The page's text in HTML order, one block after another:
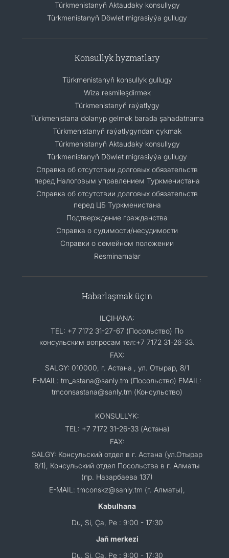
Türkmenistanyň Aktaudaky konsullygy
Türkmenistanyň Döwlet migrasiyýa gullugy
Konsullyk hyzmatlary
Türkmenistanyň konsullyk gullugy
Wiza resmileşdirmek
Türkmenistanyň raýatlygy
Türkmenistana dolanyp gelmek barada şahadatnama
Türkmenistanyň raýatlygyndan çykmak
Türkmenistanyň Aktaudaky konsullygy
Türkmenistanyň Döwlet migrasiyýa gullugy
Справка об отсутствии долговых обязательств
перед Налоговым управлением Туркменистана
Справка об отсутствии долговых обязательств
перед ЦБ Туркменистана
Подтверждение гражданства
Справка о судимости/несудимости
Cправки о семейном положении
Resminamalar
Habarlaşmak üçin
ILÇIHANA:
TEL: +7 7172 31-27-67 (Посольство) По
консульским вопросам тел:+7 7172 31-26-33.
FAX:
SALGY: 010000, г. Астана , ул. Отырар, 8/1
E-MAIL: tm_astana@sanly.tm (Посольство) EMAIL:
tmconsastana@sanly.tm (Консульство)
KONSULLYK:
TEL: +7 7172 31-26-33 (Астана)
FAX:
SALGY: Консульский отдел в г. Астана (ул.Отырар
8/1), Консульский отдел Посольства в г. Алматы
(пр. Назарбаева 137)
E-MAIL: tmconskz@sanly.tm (г. Алматы),
Kabulhana
Du, Si, Ça, Pe : 9:00 - 17:30
Jaň merkezi
Du, Si, Ça, Pe : 9:00 - 17:30